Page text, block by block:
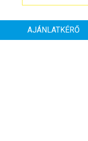
AJÁNLATKÉRŐ